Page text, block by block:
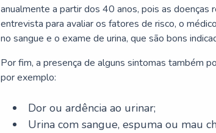
anualmente a partir dos 40 anos, pois as doenças
entrevista para avaliar os fatores de risco, o
no sangue e o exame de urina, que são bons
Por fim, a presença de alguns sintomas também
por exemplo:
Dor ou ardência ao urinar;
Urina com sangue, espuma ou mau